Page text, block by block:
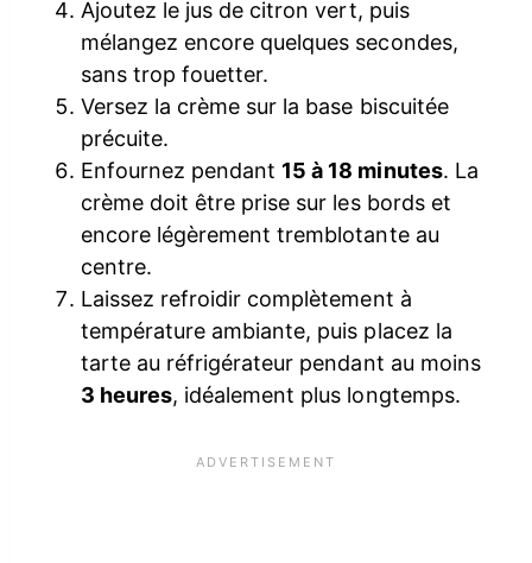
Ajoutez le jus de citron vert, puis
mélangez encore quelques secondes,
sans trop fouetter.
Versez la crème sur la base biscuitée
précuite.
Enfournez pendant 15 à 18 minutes. La
crème doit être prise sur les bords et
encore légèrement tremblotante au
centre.
Laissez refroidir complètement à
température ambiante, puis placez la
tarte au réfrigérateur pendant au moins
3 heures, idéalement plus longtemps.